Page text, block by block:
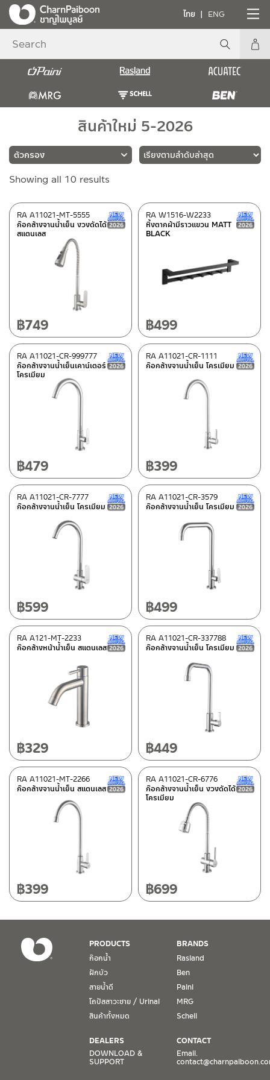
ไทย ENG
สินค้าใหม่ 5-2026
แบรนด์
RASLAND (10)
อุปกรณ์ตกแต่งห้องน้ำ
ก๊อกซิงค์อ่างล้างจาน
วัสดุ
สแตนเลส เกรด 304 (3)
ดูรายละเอียดวัสดุแยกชิ้น ในรายละเอียดวัสดุ
อลูมิเนียม
(1)
สี
สแตนเลสด้าน(3)
โครเมียมเงา(6)
Rasland-Fittings
มีสต็อกปกติ
Showing all 10 results
latest
ก๊อกล้างจานน้ำเย็น งวงดัดได้
สแตนเลส
RA A11021-MT-5555 New Arrival สินค้าใหม่ ปี 2026
฿749
หิ้งตากผ้ามีราวแขวน MATT
BLACK
RA W1516-W2233
฿499
ก๊อกล้างจานน้ำเย็นเคาน์เตอร์
โครเมียม
RA A11021-CR-999777 New Arrival สินค้าใหม่ ปี 2026
฿479
ก๊อกล้างจานน้ำเย็น โครเมียม
RA A11021-CR-1111
฿399
ก๊อกล้างจานน้ำเย็น โครเมียม
RA A11021-CR-7777 New Arrival สินค้าใหม่ ปี 2026
฿599
ก๊อกล้างจานน้ำเย็น โครเมียม
RA A11021-CR-3579
฿499
ก๊อกล้างหน้าน้ำเย็น สแตนเลส
RA A121-MT-2233 New Arrival สินค้าใหม่ ปี 2026
฿329
ก๊อกล้างจานน้ำเย็น โครเมียม
RA A11021-CR-337788
฿449
ก๊อกล้างจานน้ำเย็น สแตนเลส
RA A11021-MT-2266 New Arrival สินค้าใหม่ ปี 2026
฿399
ก๊อกล้างจานน้ำเย็น งวงดัดได้
โครเมียม
RA A11021-CR-6776
฿699
PRODUCTS
ก๊อกน้ำ
ฝักบัว
สายน้ำดี
โถปัสสาวะชาย / Urinal
สินค้าทั้งหมด
BRANDS
Rasland
Ben
Paini
MRG
Schell
DEALERS
DOWNLOAD &
SUPPORT
CONTACT
Email.